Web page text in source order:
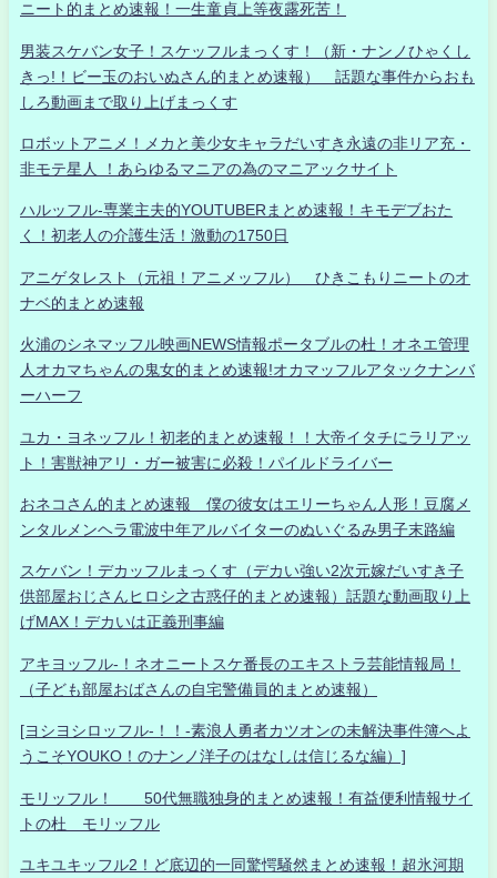
ニート的まとめ速報！一生童貞上等夜露死苦！
男装スケバン女子！スケッフルまっくす！（新・ナンノひゃくし
きっ!！ビー玉のおいぬさん的まとめ速報） 話題な事件からおも
しろ動画まで取り上げまっくす
ロボットアニメ！メカと美少女キャラだいすき永遠の非リア充・
非モテ星人 ！あらゆるマニアの為のマニアックサイト
ハルッフル-専業主夫的YOUTUBERまとめ速報！キモデブおた
く！初老人の介護生活！激動の1750日
アニゲタレスト（元祖！アニメッフル） ひきこもりニートのオ
ナベ的まとめ速報
火浦のシネマッフル映画NEWS情報ポータブルの杜！オネエ管理
人オカマちゃんの鬼女的まとめ速報!オカマッフルアタックナンバ
ーハーフ
ユカ・ヨネッフル！初老的まとめ速報！！大帝イタチにラリアッ
ト！害獣神アリ・ガー被害に必殺！パイルドライバー
おネコさん的まとめ速報 僕の彼女はエリーちゃん人形！豆腐メ
ンタルメンヘラ電波中年アルバイターのぬいぐるみ男子末路編
スケバン！デカッフルまっくす（デカい強い2次元嫁だいすき子
供部屋おじさんヒロシ之古惑仔的まとめ速報）話題な動画取り上
げMAX！デカいは正義刑事編
アキヨッフル-！ネオニートスケ番長のエキストラ芸能情報局！
（子ども部屋おばさんの自宅警備員的まとめ速報）
[ヨシヨシロッフル-！！-素浪人勇者カツオンの未解決事件簿へよ
うこそYOUKO！のナンノ洋子のはなしは信じるな編）]
モリッフル！ 50代無職独身的まとめ速報！有益便利情報サイ
トの杜 モリッフル
ユキユキッフル2！ど底辺的一同驚愕騒然まとめ速報！超氷河期